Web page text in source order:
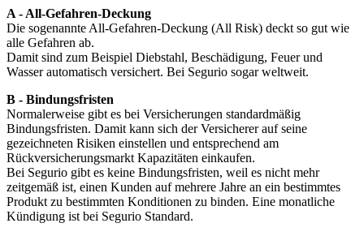
A - All-Gefahren-Deckung
Die sogenannte All-Gefahren-Deckung (All Risk) deckt so gut wie
alle Gefahren ab.
Damit sind zum Beispiel Diebstahl, Beschädigung, Feuer und
Wasser automatisch versichert. Bei Segurio sogar weltweit.
B - Bindungsfristen
Normalerweise gibt es bei Versicherungen standardmäßig
Bindungsfristen. Damit kann sich der Versicherer auf seine
gezeichneten Risiken einstellen und entsprechend am
Rückversicherungsmarkt Kapazitäten einkaufen.
Bei Segurio gibt es keine Bindungsfristen, weil es nicht mehr
zeitgemäß ist, einen Kunden auf mehrere Jahre an ein bestimmtes
Produkt zu bestimmten Konditionen zu binden. Eine monatliche
Kündigung ist bei Segurio Standard.